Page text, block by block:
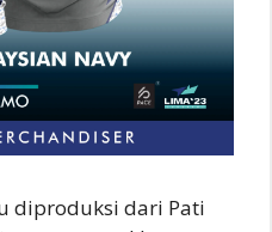
diproduksi dari Pati